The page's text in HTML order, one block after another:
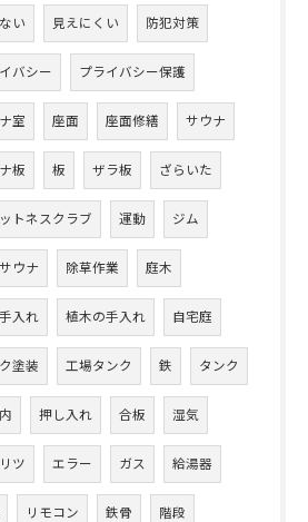
い 見えにくい 防犯対策
バシー プライバシー保護
室 座面 座面修繕 サウナ
板 板 ザラ板 ざらいた
トネスクラブ 運動 ジム
ウナ 除草作業 庭木
入れ 植木の手入れ 自宅庭
塗装 工場タンク 鉄 タンク
押し入れ 合板 湿気
ツ エラー ガス 給湯器
リモコン 鉄骨 階段